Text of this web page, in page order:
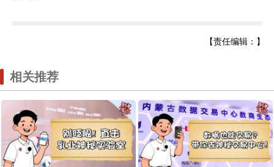
【责任编辑：】
相关推荐